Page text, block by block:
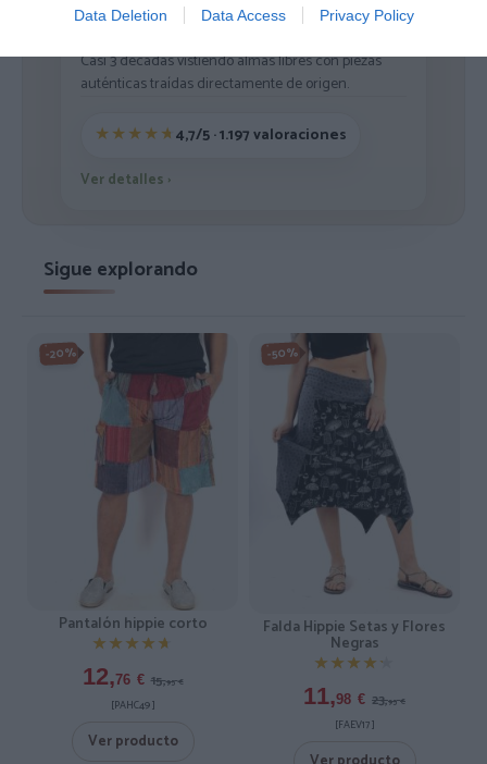
Data Deletion Data Access Privacy Policy
Casi 3 décadas vistiendo almas libres con piezas
auténticas traídas directamente de origen.
4,7/5 · 1.197 valoraciones
Ver detalles ›
Sigue explorando
-20%
Pantalón hippie corto
★★★★★
★★★★★
12,76 € 15,95 €
[PAHC49 ]
Ver producto
-50%
Falda Hippie Setas y Flores
Negras
★★★★★
★★★★★
11,98 € 23,95 €
[FAEV17 ]